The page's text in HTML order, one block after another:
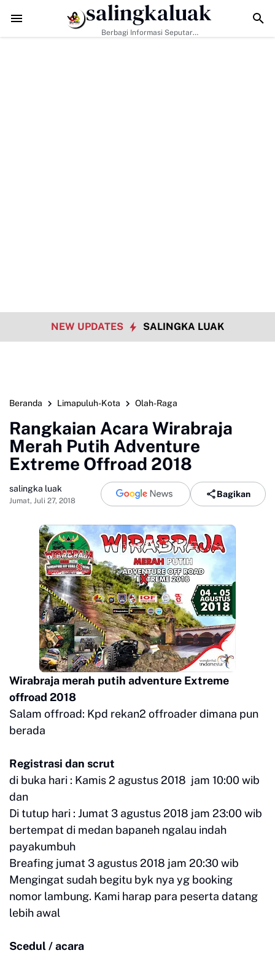
Data Sosial Jadi Kunci, Hj. Aida Dorong Nagari Aktif Pastikan
salingkaluak
Berbagi Informasi Seputar
NEW UPDATES SALINGKA LUAK
Beranda Limapuluh-Kota Olah-Raga
Rangkaian Acara Wirabraja
Merah Putih Adventure
Extreme Offroad 2018
salingka luak
Jumat, Juli 27, 2018
Bagikan
Wirabraja merah putih adventure Extreme
offroad 2018
Salam offroad: Kpd rekan2 offroader dimana pun
berada
Registrasi dan scrut
di buka hari : Kamis 2 agustus 2018 jam 10:00 wib
dan
Di tutup hari : Jumat 3 agustus 2018 jam 23:00 wib
bertempat di medan bapaneh ngalau indah
payakumbuh
Breafing jumat 3 agustus 2018 jam 20:30 wib
Mengingat sudah begitu byk nya yg booking
nomor lambung. Kami harap para peserta datang
lebih awal
Scedul / acara